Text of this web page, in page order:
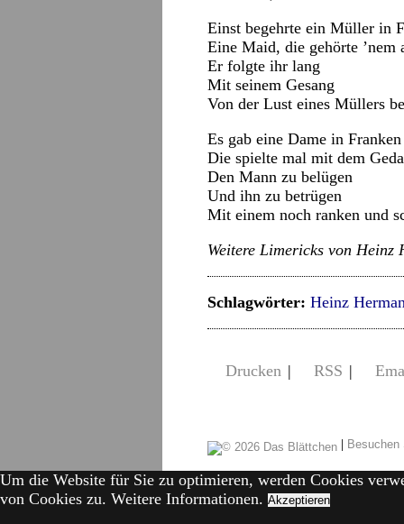
Einst begehrte ein Müller in
Eine Maid, die gehörte ’nem
Er folgte ihr lang
Mit seinem Gesang
Von der Lust eines Müllers
Es gab eine Dame in Franken
Die spielte mal mit dem
Den Mann zu belügen
Und ihn zu betrügen
Mit einem noch ranken und
Weitere Limericks von
Schlagwörter: Heinz
Drucken | RSS |
|
Um die Website für Sie zu optimieren, werden Cookies
von Cookies zu. Weitere Informationen. Akzeptieren